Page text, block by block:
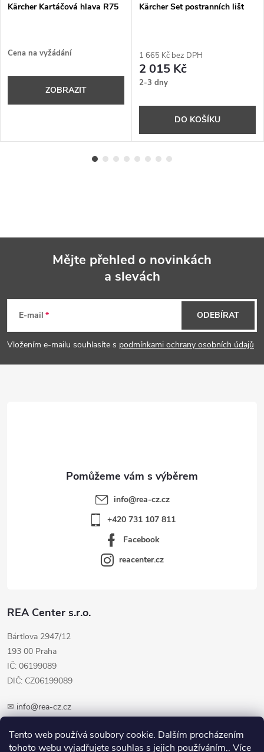
Tento web používá soubory cookie. Dalším procházením
tohoto webu vyjadřujete souhlas s jejich používáním.. Více
Kärcher Kartáčová hlava R75
Cena na vyžádání
ZOBRAZIT
Kärcher Set postranních lišt
1 665 Kč bez DPH
2 015 Kč
2-3 dny
DO KOŠÍKU
p
a
Mějte přehled o novinkách
a slevách
E-mail
Vložením e-mailu souhlasíte s podmínkami ochrany osobních údajů
ODEBÍRAT
REA Center s.r.o.
Bártlova 2947/12
193 00 Praha
IČ: 06199089
DIČ: CZ06199089
✉ info@rea-cz.cz
info@rea-cz.cz
+420 731 107 811
Facebook
reacenter.cz